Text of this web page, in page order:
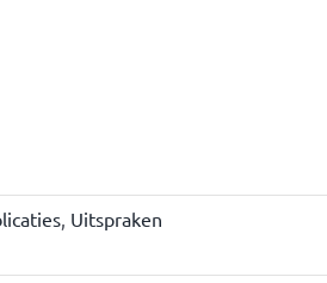
, Uitspraken